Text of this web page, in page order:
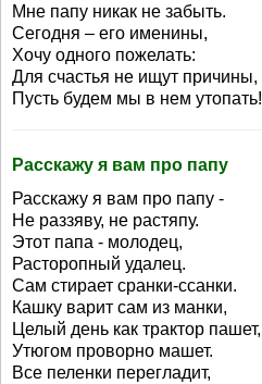
Мне папу никак не забыть.
Сегодня – его именины,
Хочу одного пожелать:
Для счастья не ищут причины,
Пусть будем мы в нем утопать!
Расскажу я вам про папу
Расскажу я вам про папу -
Не раззяву, не растяпу.
Этот папа - молодец,
Расторопный удалец.
Сам стирает сранки-ссанки.
Кашку варит сам из манки,
Целый день как трактор пашет,
Утюгом проворно машет.
Все пеленки перегладит,